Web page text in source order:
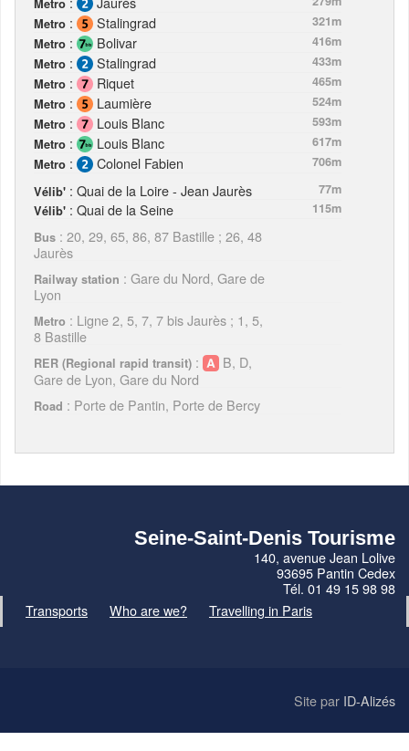
Metro
Metro : Stalingrad
321m
Metro : Bolivar
416m
Metro : Stalingrad
433m
Metro : Riquet
465m
Metro : Laumière
524m
Metro : Louis Blanc
593m
Metro : Louis Blanc
617m
Metro : Colonel Fabien
706m
Vélib' : Quai de la Loire - Jean Jaurès
77m
Vélib' : Quai de la Seine
115m
Bus : 20, 29, 65, 86, 87 Bastille ; 26, 48
Jaurès
Railway station : Gare du Nord, Gare de
Lyon
Metro : Ligne 2, 5, 7, 7 bis Jaurès ; 1, 5,
8 Bastille
RER (Regional rapid transit) :
B, D,
Gare de Lyon, Gare du Nord
Road : Porte de Pantin, Porte de Bercy
Seine-Saint-Denis Tourisme
140, avenue Jean Lolive
93695 Pantin Cedex
Tél. 01 49 15 98 98
Transports
Who are we? Travelling in Paris
Site par ID-Alizés